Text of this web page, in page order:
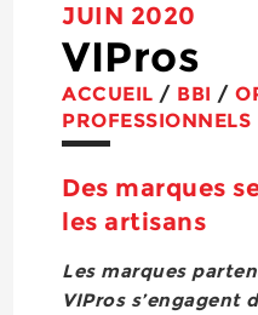
JUIN 2020
VIPros
ACCUEIL / BBI /
PROFESSIONNELS
Des marques
les artisans
Les marques
VIPros s’engagent